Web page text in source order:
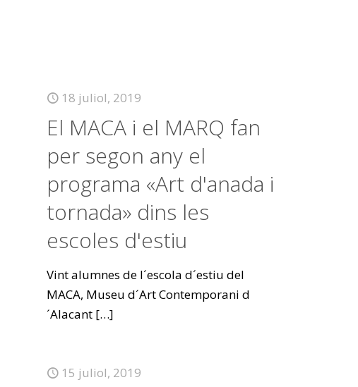
18 juliol, 2019
El MACA i el MARQ fan
per segon any el
programa «Art d'anada i
tornada» dins les
escoles d'estiu
Vint alumnes de l´escola d´estiu del
MACA, Museu d´Art Contemporani d
´Alacant […]
15 juliol, 2019